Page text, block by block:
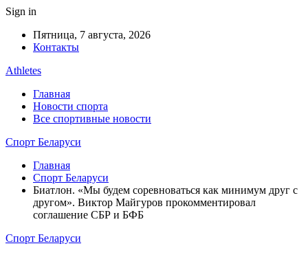
Sign in
Пятница, 7 августа, 2026
Контакты
Athletes
Главная
Новости спорта
Все спортивные новости
Спорт Беларуси
Главная
Спорт Беларуси
Биатлон. «Мы будем соревноваться как минимум друг с
другом». Виктор Майгуров прокомментировал
соглашение СБР и БФБ
Спорт Беларуси